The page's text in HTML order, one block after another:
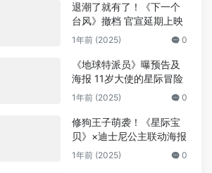
退潮了就有了！《下一个
台风》撤档 官宣延期上映
1年前 (2025) 0
《地球特派员》曝预告及
海报 11岁大使的星际冒险
1年前 (2025) 0
修狗王子萌袭！《星际宝
贝》×迪士尼公主联动海报
1年前 (2025) 0